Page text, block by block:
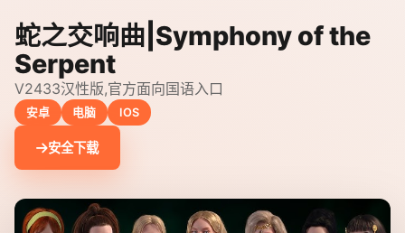
蛇之交响曲|Symphony of the
Serpent
V2433汉性版,官方面向国语入口
安卓 电脑 IOS
安全下载